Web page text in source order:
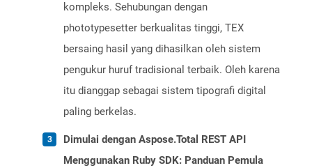
kompleks. Sehubungan dengan
phototypesetter berkualitas tinggi, TEX
bersaing hasil yang dihasilkan oleh sistem
pengukur huruf tradisional terbaik. Oleh karena
itu dianggap sebagai sistem tipografi digital
paling berkelas.
Dimulai dengan Aspose.Total REST API
Menggunakan Ruby SDK: Panduan Pemula